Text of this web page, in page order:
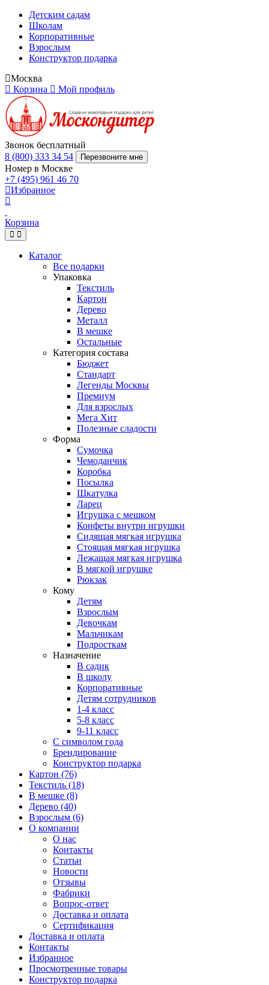
Детским садам
Школам
Корпоративные
Взрослым
Конструктор подарка
Москва
Корзина
Мой профиль
Звонок бесплатный
8 (800) 333 34 54
Перезвоните мне
Номер в Москве
+7 (495) 961 46 70
Избранное
Корзина
Каталог
Все подарки
Упаковка
Текстиль
Картон
Дерево
Металл
В мешке
Остальные
Категория состава
Бюджет
Стандарт
Легенды Москвы
Премиум
Для взрослых
Мега Хит
Полезные сладости
Форма
Сумочка
Чемоданчик
Коробка
Посылка
Шкатулка
Ларец
Игрушка с мешком
Конфеты внутри игрушки
Сидящая мягкая игрушка
Стоящая мягкая игрушка
Лежащая мягкая игрушка
В мягкой игрушке
Рюкзак
Кому
Детям
Взрослым
Девочкам
Мальчикам
Подросткам
Назначение
В садик
В школу
Корпоративные
Детям сотрудников
1-4 класс
5-8 класс
9-11 класс
С символом года
Брендирование
Конструктор подарка
Картон (76)
Текстиль (18)
В мешке (8)
Дерево (40)
Взрослым (6)
О компании
О нас
Контакты
Статьи
Новости
Отзывы
Фабрики
Вопрос-ответ
Доставка и оплата
Сертификация
Доставка и оплата
Контакты
Избранное
Просмотренные товары
Конструктор подарка